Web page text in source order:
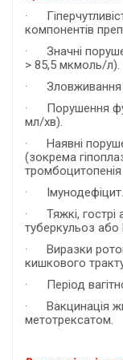
·
компонентів
·
Значні
> 85,5 мкмоль/л).
·
·
Порушення
мл/хв).
·
Наявні
(зокрема
·
Імунодефіцит.
·
Тяжкі, гострі
туберкульоз або
·
Виразки
кишкового
·
Період
·
Вакцинація
метотрексатом.